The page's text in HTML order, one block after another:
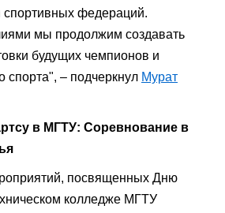
федераций.
мы продолжим создавать
будущих чемпионов и
спорта", – подчеркнул Мурат
в МГТУ: Соревнование в
посвященных Дню
колледже МГТУ